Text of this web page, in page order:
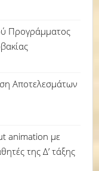
Προγράμματος
Αποτελεσμάτων
animation με
της Δ’ τάξης